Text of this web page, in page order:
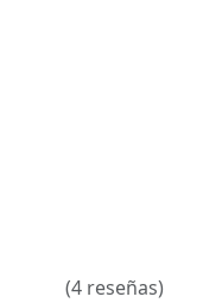
(4 reseñas)